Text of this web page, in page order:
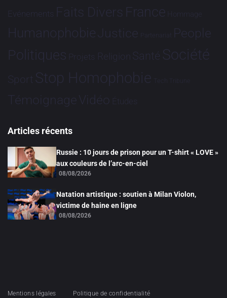
Evénements Faits Divers France Hommage
HumanophobieJustice Partenariat People
Politiques Projets Religion Santé Société
Sport Stop Homophobie Tech Tribune
TémoignageVidéo Études
Articles récents
Russie : 10 jours de prison pour un T-shirt « LOVE »
aux couleurs de l’arc-en-ciel
08/08/2026
Natation artistique : soutien à Milan Violon,
victime de haine en ligne
08/08/2026
Mentions légales Politique de confidentialité